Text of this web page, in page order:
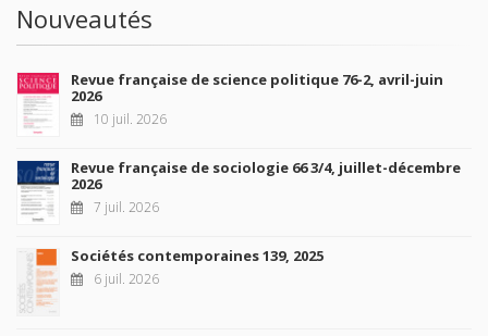
Nouveautés
Revue française de science politique 76-2, avril-juin
2026
10 juil. 2026
Revue française de sociologie 66 3/4, juillet-décembre
2026
7 juil. 2026
Sociétés contemporaines 139, 2025
6 juil. 2026